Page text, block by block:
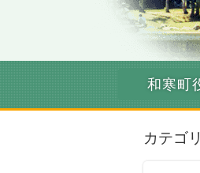
和寒町
カテゴ